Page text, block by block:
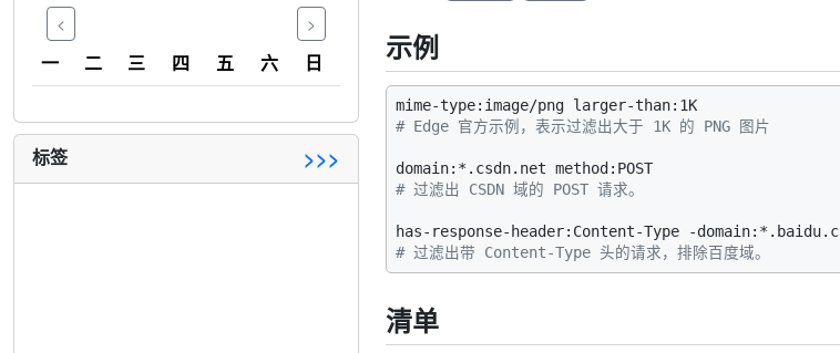
< >
一 二 三 四 五 六 日
标签 >>>
示例
# Edge 官方示例，表示过滤出大于 1K 的 PNG 图片
# 过滤出 CSDN 域的 POST 请求。
# 过滤出带 Content-Type 头的请求，排除百度域。
清单